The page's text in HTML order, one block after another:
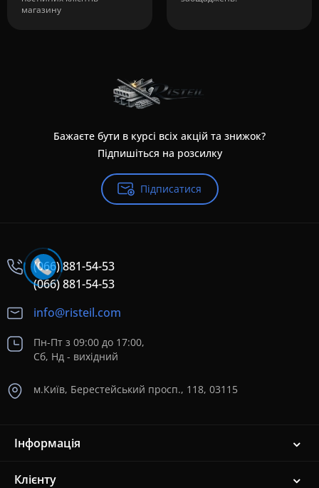
магазину
Бажаєте бути в курсі всіх акцій та знижок?
Підпишіться на розсилку
Підписатися
(066) 881-54-53
(066) 881-54-53
info@risteil.com
Пн-Пт з 09:00 до 17:00,
Сб, Нд - вихідний
м.Київ, Берестейський просп., 118, 03115
Інформація
Клієнту